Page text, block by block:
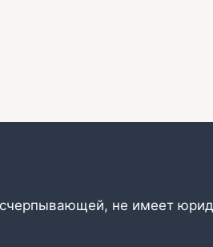
не имеет